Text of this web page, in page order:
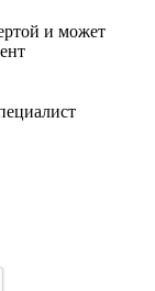
и может